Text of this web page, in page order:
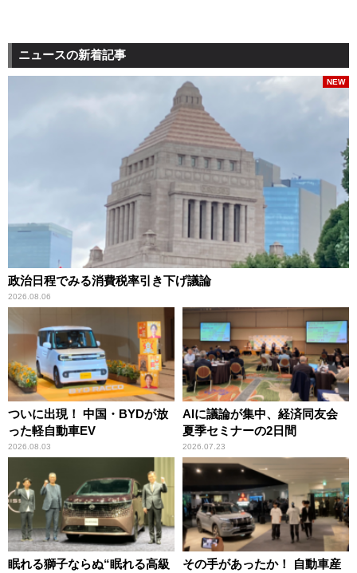
ニュースの新着記事
政治日程でみる消費税率引き下げ議論
2026.08.06
NEW
ついに出現！ 中国・BYDが放
った軽自動車EV
2026.08.03
AIに議論が集中、経済同友会
夏季セミナーの2日間
2026.07.23
眠れる獅子ならぬ“眠れる高級
その手があったか！ 自動車産